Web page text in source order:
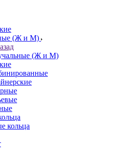
(Ж и М)
(Ж и М)
кольца